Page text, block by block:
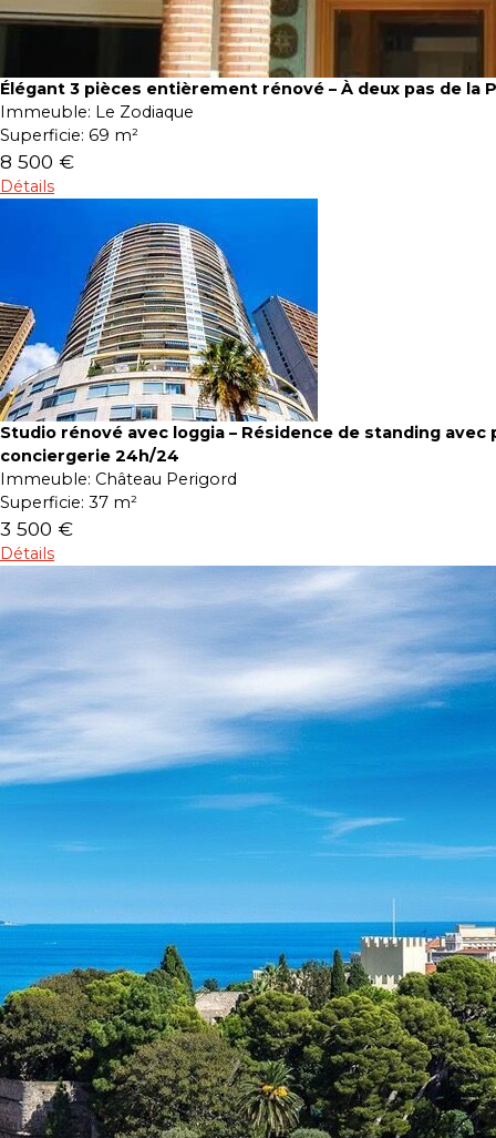
Élégant 3 pièces entièrement rénové – À deux pas de la
Immeuble: Le Zodiaque
Superficie: 69 m²
8 500 €
Détails
Studio rénové avec loggia – Résidence de standing avec
conciergerie 24h/24
Immeuble: Château Perigord
Superficie: 37 m²
3 500 €
Détails